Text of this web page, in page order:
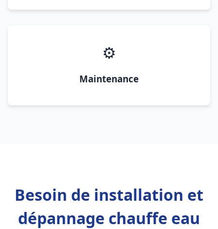
⚙️
Maintenance
Besoin de installation et
dépannage chauffe eau